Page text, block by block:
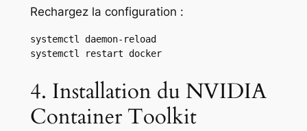
Rechargez la configuration :
systemctl daemon-reload
systemctl restart docker
4. Installation du NVIDIA
Container Toolkit